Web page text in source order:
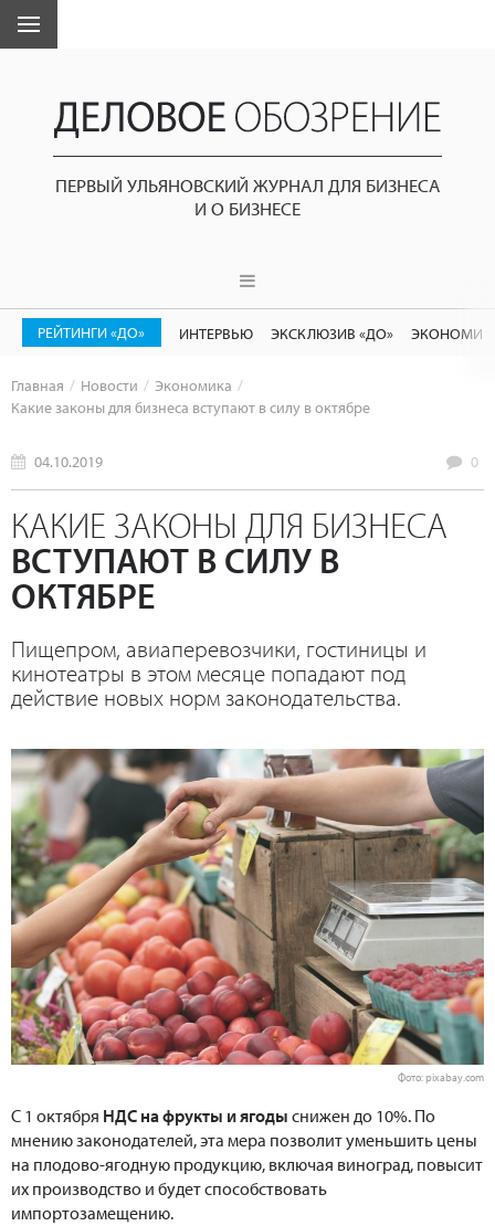
ПЕРВЫЙ УЛЬЯНОВСКИЙ ЖУРНАЛ ДЛЯ БИЗНЕСА
И О БИЗНЕСЕ
РЕЙТИНГИ «ДО» ИНТЕРВЬЮ ЭКСКЛЮЗИВ «ДО»
Главная Новости
Экономика
Какие законы для бизнеса вступают в силу в октябре
04.10.2019 0
КАКИЕ ЗАКОНЫ ДЛЯ БИЗНЕСА
ВСТУПАЮТ В СИЛУ В
ОКТЯБРЕ
Пищепром, авиаперевозчики, гостиницы и
кинотеатры в этом месяце попадают под
действие новых норм законодательства.
Фото: pixabay.com
С 1 октября НДС на фрукты и ягоды снижен до 10%. По
мнению законодателей, эта мера позволит уменьшить цены
на плодово-ягодную продукцию, включая виноград, повысит
их производство и будет способствовать
импортозамещению.